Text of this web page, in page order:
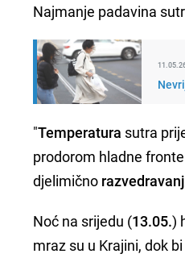
Najmanje padavina
"Temperatura sutra
prodorom hladne
djelimično
Noć na srijedu (13.05.)
mraz su u Krajini, dok